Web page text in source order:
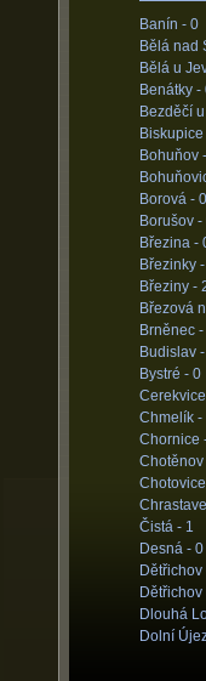
Banín - 0
Bělá nad
Bělá u
Benátky -
Bezděčí
Biskupice
Bohuňov -
Borová - 0
Borušov -
Březina -
Březinky -
Březiny -
Březová
Brněnec -
Budislav -
Bystré - 0
Chmelík -
Chornice
Chotěnov
Čistá - 1
Desná - 0
Dětřichov
Dlouhá
Dolní